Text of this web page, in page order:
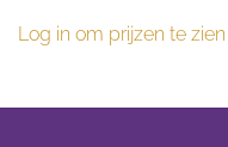
Log in om prijzen te zien